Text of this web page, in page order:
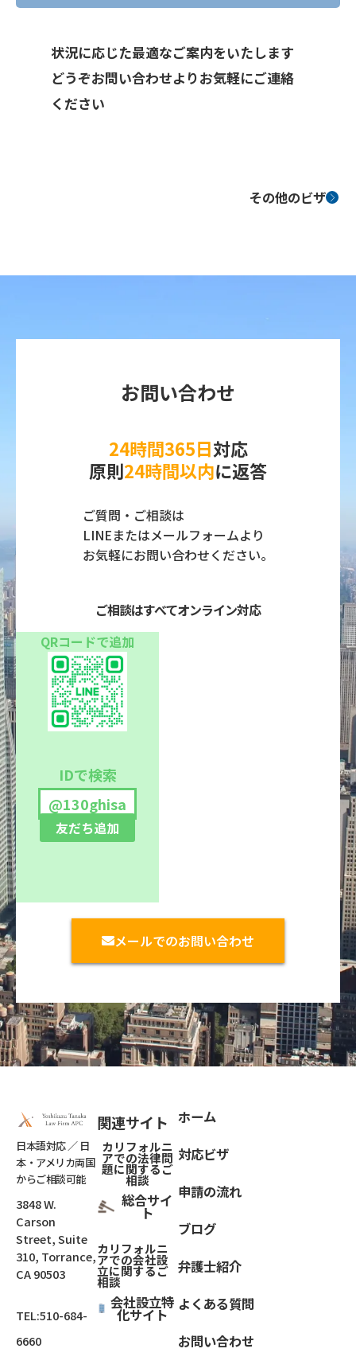
状況に応じた最適なご案内をいたします
どうぞお問い合わせよりお気軽にご連絡
ください
その他のビザ
お問い合わせ
24時間365日対応
原則24時間以内に返答
ご質問・ご相談は
LINEまたはメールフォームより
お気軽にお問い合わせください。
ご相談はすべてオンライン対応
QRコードで追加
IDで検索
@130ghisa
友だち追加
メールでのお問い合わせ
日本語対応 ／ 日
本・アメリカ両国
からご相談可能
3848 W.
Carson
Street, Suite
310, Torrance,
CA 90503
TEL:510-684-
6660
関連サイト
カリフォルニ
アでの法律問
題に関するご
相談
総合サイ
ト
カリフォルニ
アでの会社設
立に関するご
相談
会社設立特
化サイト
ホーム
対応ビザ
申請の流れ
ブログ
弁護士紹介
よくある質問
お問い合わせ